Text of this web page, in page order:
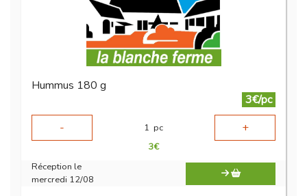
Hummus 180 g
3€/pc
-
1 pc +
3€
Réception le
mercredi 12/08